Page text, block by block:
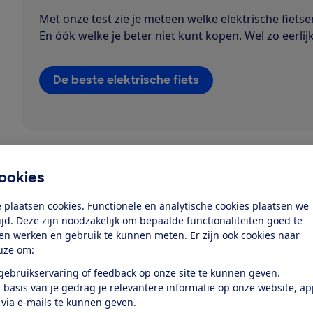
plaatsen cookies. Functionele en analytische cookies plaatsen we
Deze zijn noodzakelijk om bepaalde functionaliteiten goed te
werken en gebruik te kunnen meten. Er zijn ook cookies naar
om:
of feedback op onze site te kunnen geven.
basis van je gedrag je relevantere informatie op onze website,
e-mails te kunnen geven.
Met onze test zie je meteen welke elektrische
En óók welke je beter niet kunt kopen. Wel zo
De beste elektrische fiets
Welke app is geschikt
Ik wil van A naar B
Voor A naar B navigatie werkt een algemene navigatie-
het plannen van een recreatief fietsrondje is de app
Ik wil een leuke route fietsen
Fietsknooppuntenhelpen je om een leuke route uit te
Route.nl en ANWB fietsen gebruiken deze
knooppuntroutes opNederlandfietsland.nl